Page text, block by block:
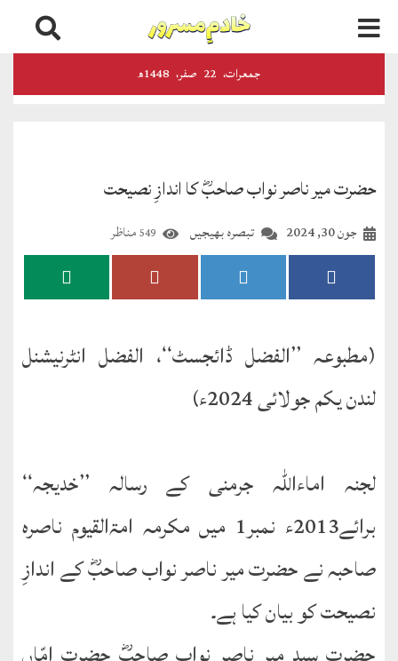
جمعرات‬‮، 22 صفر‬،
و
ڈائجسٹ
الفضل
انٹرنیشنل
احمدیہ
انصارالدین
ھوالشافی
اسماعیل
دیگر
خطبات
حضرت میر ناصر نواب صاحبؓ کا اندازِ نصیحت
تبصرہ بھیجیں جون 30, 2024 549مناظر
(مطبوعہ ’’الفضل ڈائجسٹ‘‘، الفضل انٹرنیشنل
لندن یکم جولائی 2024ء)
لجنہ اماءاللہ جرمنی کے رسالہ ’’خدیجہ‘‘
برائے2013ء نمبر1 میں مکرمہ امۃالقیوم ناصرہ
صاحبہ نے حضرت میر ناصر نواب صاحبؓ کے اندازِ
نصیحت کو بیان کیا ہے۔